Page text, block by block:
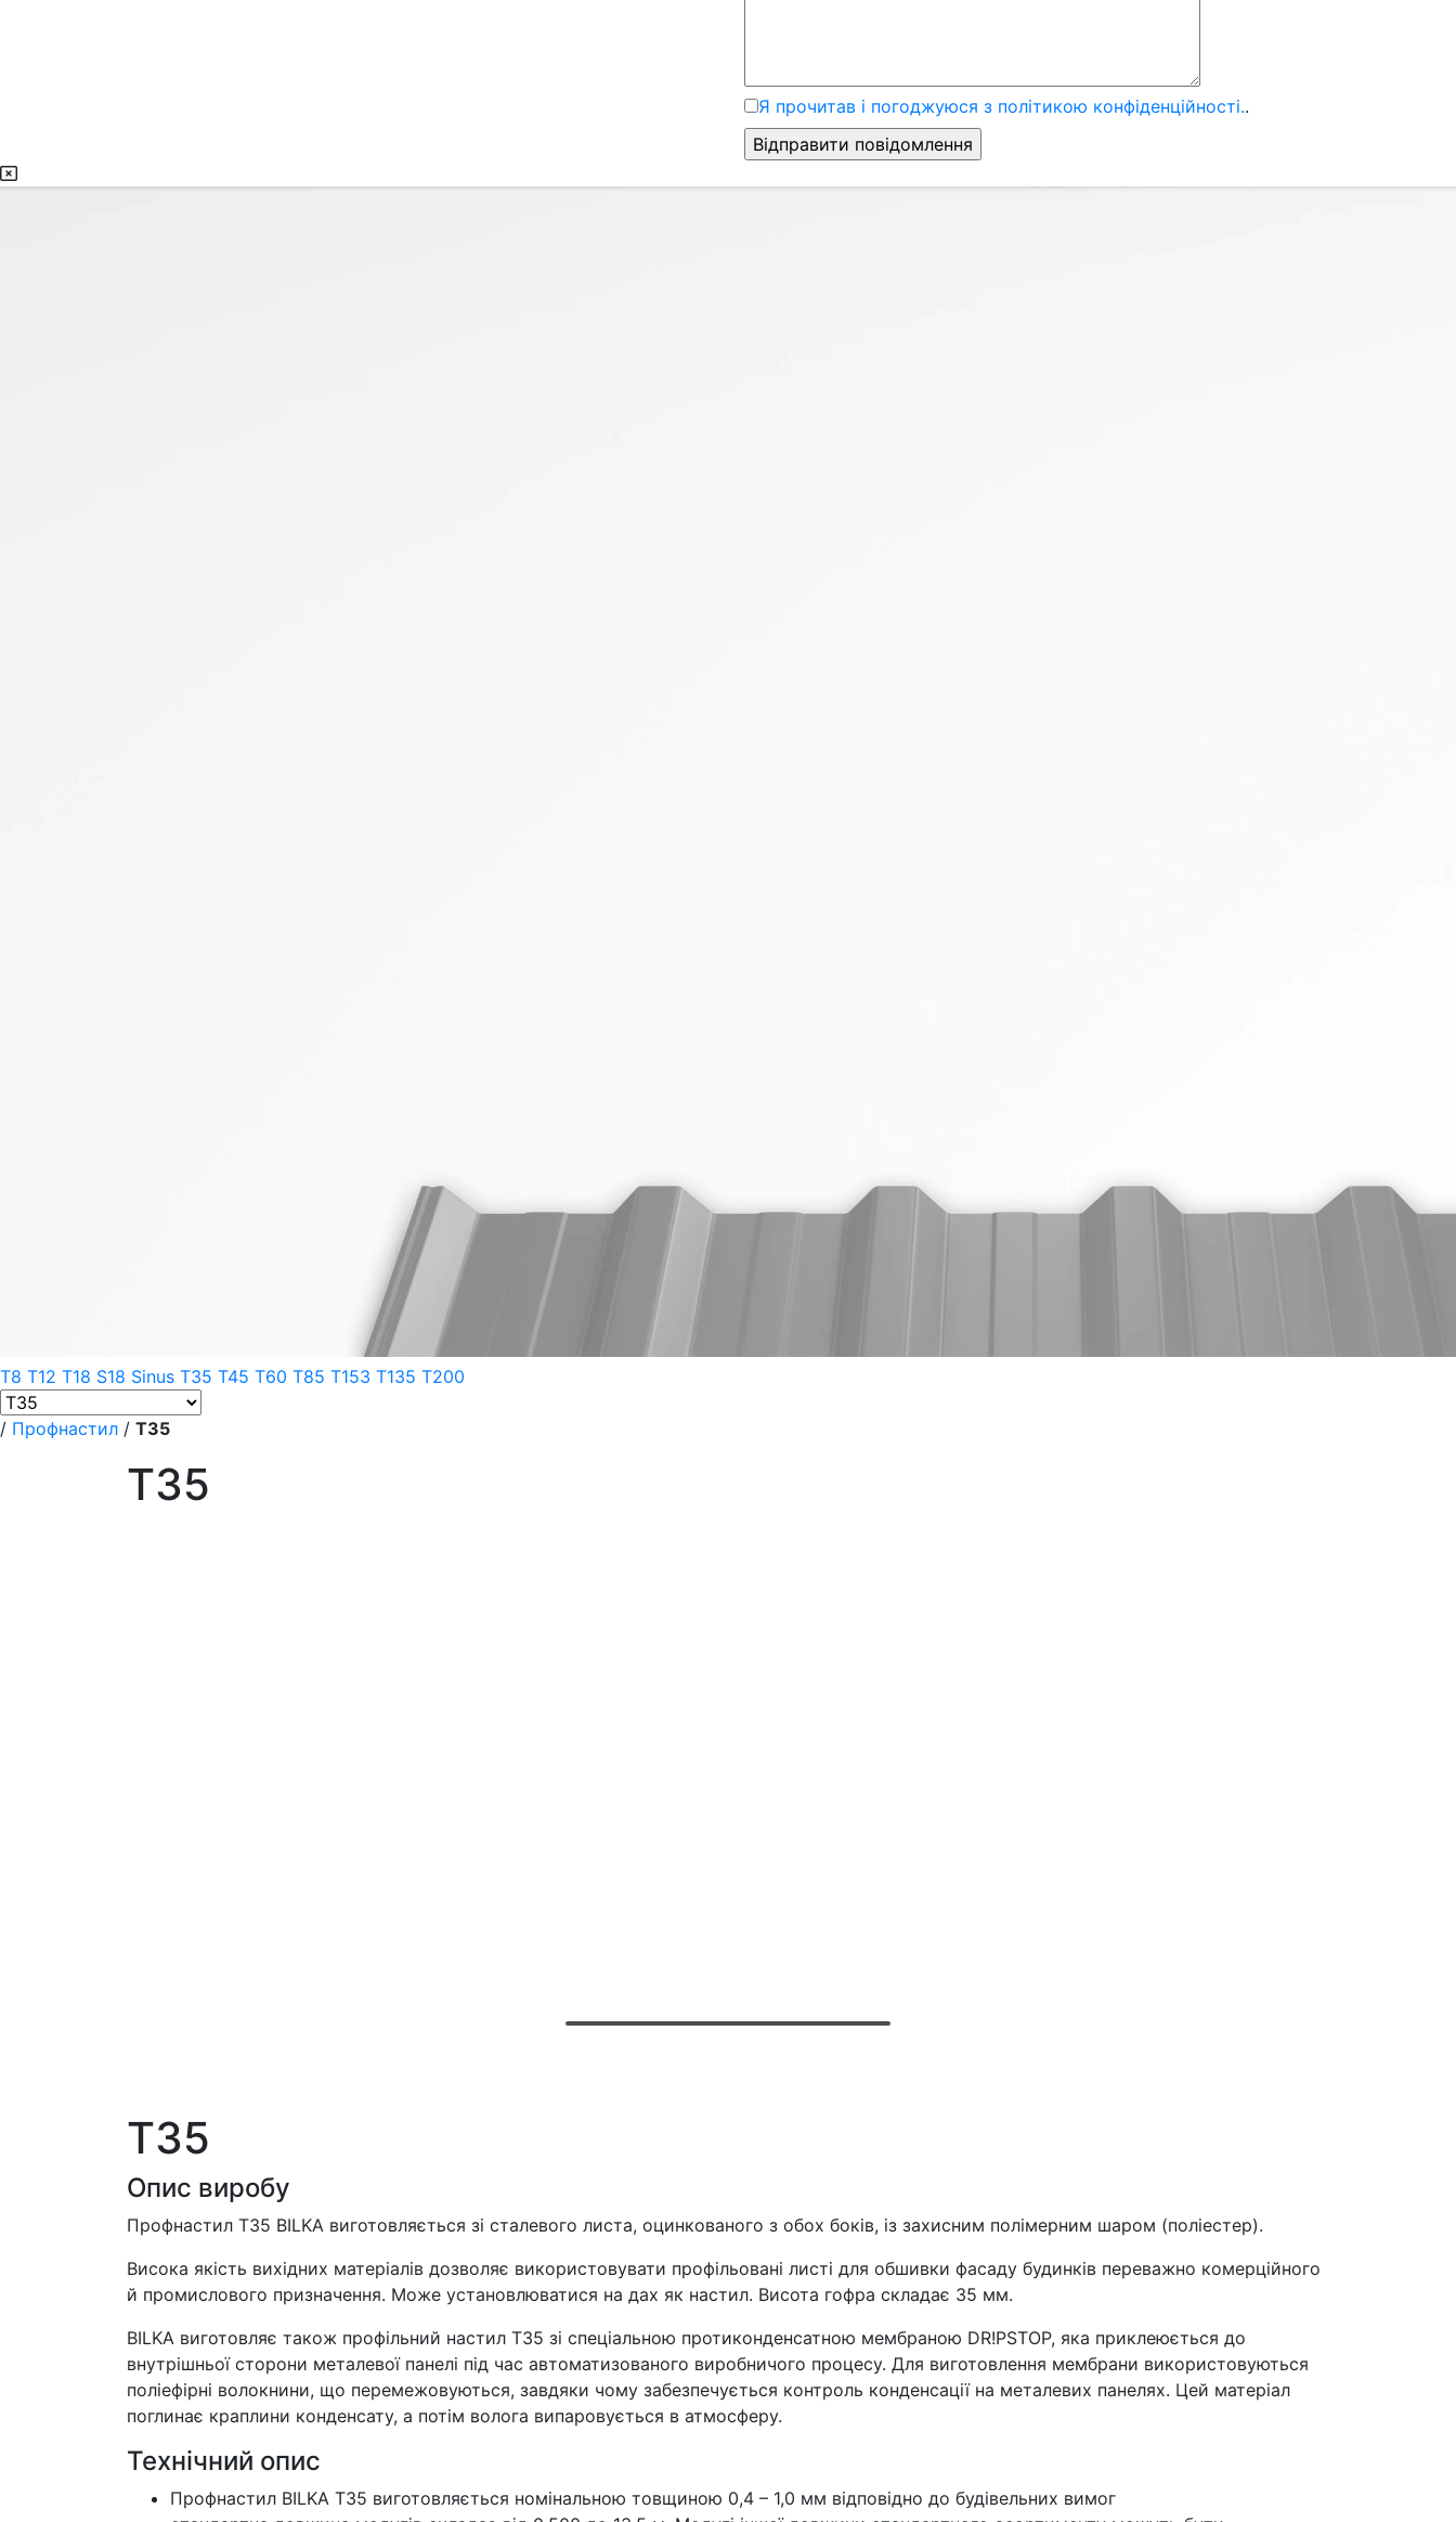
Я прочитав і погоджуюся з політикою конфіденційності..
T8 T12 T18 S18 Sinus T35 T45 T60 T85 T153 T135 T200
/ Профнастил / T35
T35
T35
Опис виробу
Профнастил T35 BILKA виготовляється зі сталевого листа, оцинкованого з обох боків, із захисним полімерним шаром (поліестер).
Висока якість вихідних матеріалів дозволяє використовувати профільовані листі для обшивки фасаду будинків переважно комерційного
й промислового призначення. Може установлюватися на дах як настил. Висота гофра складає 35 мм.
BILKA виготовляє також профільний настил T35 зі спеціальною протиконденсатною мембраною DR!PSTOP, яка приклеюється до
внутрішньої сторони металевої панелі під час автоматизованого виробничого процесу. Для виготовлення мембрани використовуються
поліефірні волокнини, що перемежовуються, завдяки чому забезпечується контроль конденсації на металевих панелях. Цей матеріал
поглинає краплини конденсату, а потім волога випаровується в атмосферу.
Технічний опис
Профнастил BILKA T35 виготовляється номінальною товщиною 0,4 – 1,0 мм відповідно до будівельних вимог